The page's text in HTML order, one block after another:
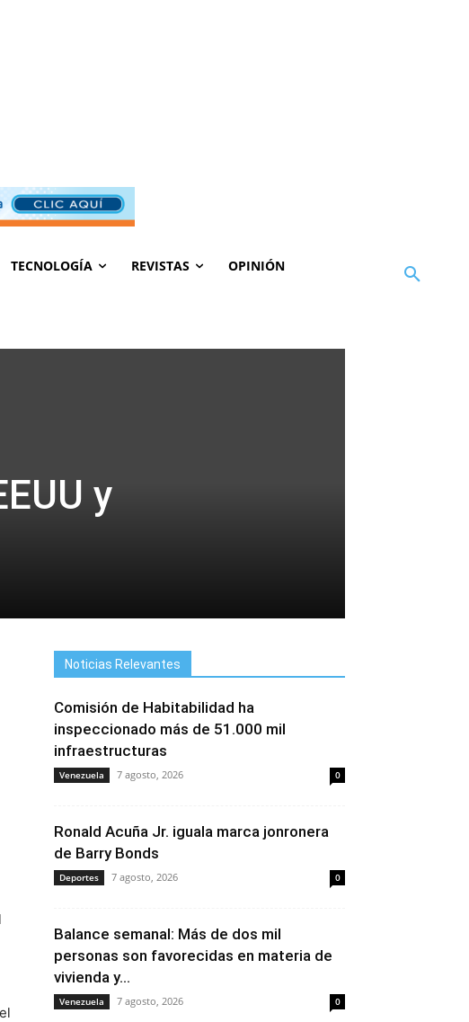
TECNOLOGÍA REVISTAS OPINIÓN
y
Noticias Relevantes
Comisión de Habitabilidad ha
inspeccionado más de 51.000 mil
infraestructuras
Venezuela 7 agosto, 2026 0
Ronald Acuña Jr. iguala marca jonronera
de Barry Bonds
Deportes 7 agosto, 2026 0
Balance semanal: Más de dos mil
personas son favorecidas en materia de
vivienda y...
Venezuela 7 agosto, 2026 0